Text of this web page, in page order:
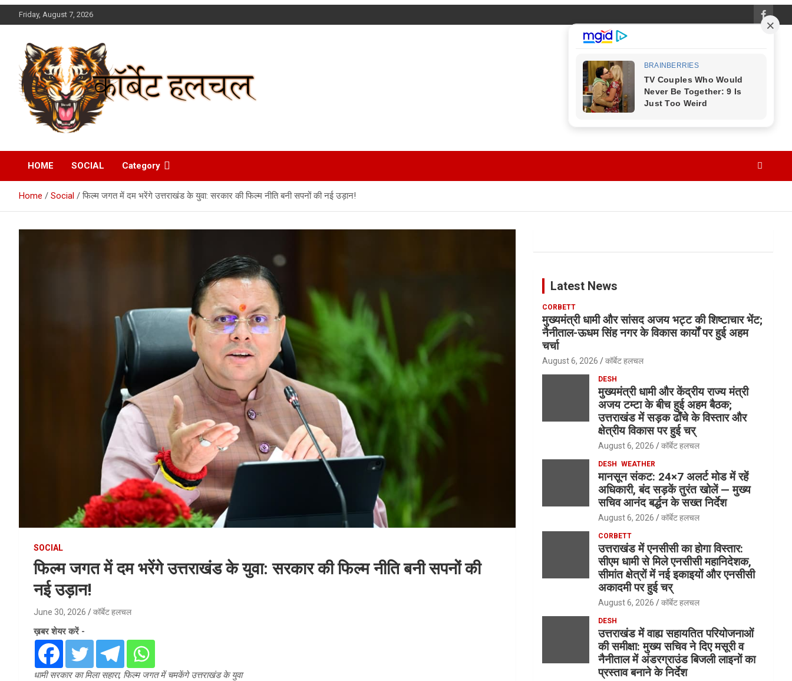
to
Friday, August 7, 2026
Corbett Halchal (कॉर्बेट
हलचल)
HOME SOCIAL Category
Home Social फिल्म जगत में दम भरेंगे उत्तराखंड के युवा: सरकार की फिल्म नीति बनी सपनों की नई उड़ान!
SOCIAL
फिल्म जगत में दम भरेंगे उत्तराखंड के युवा: सरकार की फिल्म नीति बनी सपनों की
नई उड़ान!
June 30, 2026 कॉर्बेट हलचल
ख़बर शेयर करें -
धामी सरकार का मिला सहारा, फिल्म जगत में चमकेंगे उत्तराखंड के युवा
Latest News
CORBETT
मुख्यमंत्री धामी और सांसद अजय भट्ट की शिष्टाचार भेंट;
नैनीताल-ऊधम सिंह नगर के विकास कार्यों पर हुई अहम
चर्चा
August 6, 2026 कॉर्बेट हलचल
DESH
मुख्यमंत्री धामी और केंद्रीय राज्य मंत्री
अजय टम्टा के बीच हुई अहम बैठक;
उत्तराखंड में सड़क ढाँचे के विस्तार और
क्षेत्रीय विकास पर हुई चर्
August 6, 2026 कॉर्बेट हलचल
DESH WEATHER
मानसून संकट: 24×7 अलर्ट मोड में रहें
अधिकारी, बंद सड़कें तुरंत खोलें — मुख्य
सचिव आनंद बर्द्धन के सख्त निर्देश
August 6, 2026 कॉर्बेट हलचल
CORBETT
उत्तराखंड में एनसीसी का होगा विस्तार:
सीएम धामी से मिले एनसीसी महानिदेशक,
सीमांत क्षेत्रों में नई इकाइयों और एनसीसी
अकादमी पर हुई चर्
August 6, 2026 कॉर्बेट हलचल
DESH
उत्तराखंड में वाह्य सहायतित परियोजनाओं
की समीक्षा: मुख्य सचिव ने दिए मसूरी व
नैनीताल में अंडरग्राउंड बिजली लाइनों का
प्रस्ताव बनाने के निर्देश